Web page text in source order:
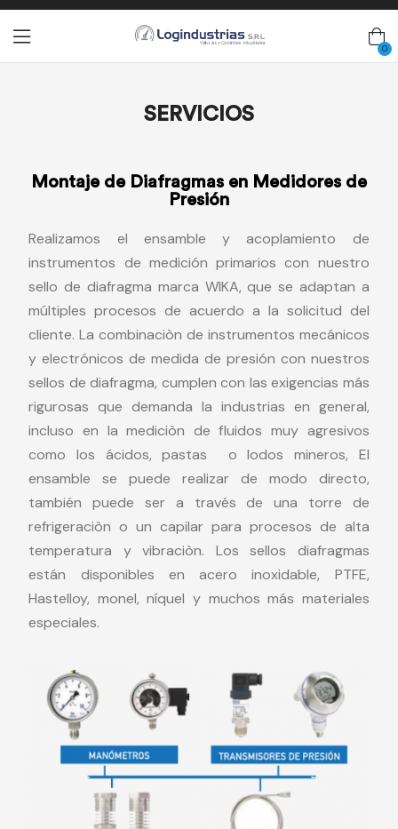
0
SERVICIOS
Montaje de Diafragmas en Medidores de
Presión
Realizamos el ensamble y acoplamiento de
instrumentos de medición primarios con nuestro
sello de diafragma marca WIKA, que se adaptan a
múltiples procesos de acuerdo a la solicitud del
cliente. La combinaciòn de instrumentos mecánicos
y electrónicos de medida de presión con nuestros
sellos de diafragma, cumplen con las exigencias más
rigurosas que demanda la industrias en general,
incluso en la mediciòn de fluidos muy agresivos
como los ácidos, pastas o lodos mineros, El
ensamble se puede realizar de modo directo,
también puede ser a través de una torre de
refrigeraciòn o un capilar para procesos de alta
temperatura y vibraciòn. Los sellos diafragmas
están disponibles en acero inoxidable, PTFE,
Hastelloy, monel, níquel y muchos más materiales
especiales.